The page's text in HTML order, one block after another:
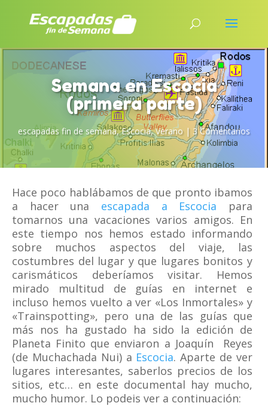
Semana en Escocia
(primera parte)
escapadas fin de semana,Escocia,Verano| 3 Comentarios
Hace poco hablábamos de que pronto ibamos
a hacer una escapada a Escocia para
tomarnos una vacaciones varios amigos. En
este tiempo nos hemos estado informando
sobre muchos aspectos del viaje, las
costumbres del lugar y que lugares bonitos y
carismáticos deberíamos visitar. Hemos
mirado multitud de guías en internet e
incluso hemos vuelto a ver «Los Inmortales» y
«Trainspotting», pero una de las guías que
más nos ha gustado ha sido la edición de
Planeta Finito que enviaron a Joaquín Reyes
(de Muchachada Nui) a Escocia. Aparte de ver
lugares interesantes, saberlos precios de los
sitios, etc… en este documental hay mucho,
mucho humor. Lo podeis ver a continuación: